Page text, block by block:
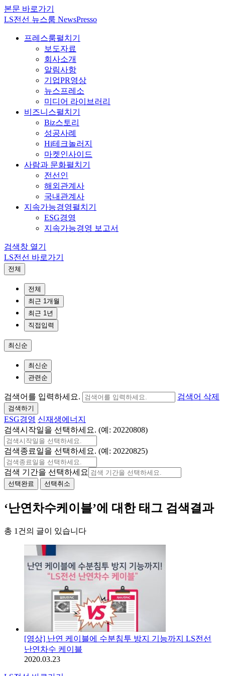
본문 바로가기
LS전선 뉴스룸 NewsPresso
프레스룸펼치기
보도자료
회사소개
알림사항
기업PR영상
뉴스프레소
미디어 라이브러리
비즈니스펼치기
Biz스토리
성공사례
Hi테크놀러지
마켓인사이드
사람과 문화펼치기
전선인
해외관계사
국내관계사
지속가능경영펼치기
ESG경영
지속가능경영 보고서
검색창 열기
LS전선 바로가기
전체
전체
최근 1개월
최근 1년
직접입력
최신순
최신순
관련순
검색어를 입력하세요. 검색어 삭제
검색하기
ESG경영 신재생에너지
검색시작일을 선택하세요. (예: 20220808)
검색종료일을 선택하세요. (예: 20220825)
검색 기간을 선택하세요
선택완료 선택취소
‘난연차수케이블’에 대한 태그 검색결과
총 1건의 글이 있습니다
[영상] 난연 케이블에 수분침투 방지 기능까지 LS전선
난연차수 케이블
2020.03.23